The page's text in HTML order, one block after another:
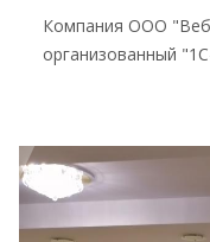
Компания ООО
организованный